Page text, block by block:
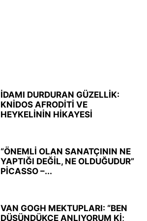
İDAMI DURDURAN GÜZELLİK:
KNİDOS AFRODİTİ VE
HEYKELİNİN HİKAYESİ
“ÖNEMLİ OLAN SANATÇININ NE
YAPTIĞI DEĞİL, NE OLDUĞUDUR”
PİCASSO –...
VAN GOGH MEKTUPLARI: “BEN
DÜŞÜNDÜKÇE ANLIYORUM Kİ;